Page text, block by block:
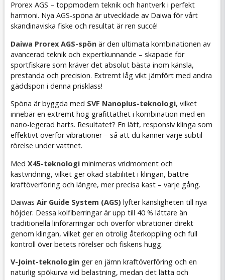
Prorex AGS – toppmodern teknik och hantverk i perfekt
harmoni. Nya AGS-spöna är utvecklade av Daiwa för vårt
skandinaviska fiske och resultat är ren succé!
Daiwa Prorex AGS-spön är den ultimata kombinationen av
avancerad teknik och expertkunnande – skapade för
sportfiskare som kräver det absolut bästa inom känsla,
prestanda och precision. Extremt låg vikt jämfört med andra
gäddspön i denna prisklass!
Spöna är byggda med SVF Nanoplus-teknologi, vilket
innebär en extremt hög grafittäthet i kombination med en
nano-legerad harts. Resultatet? En lätt, responsiv klinga som
effektivt överför vibrationer – så att du känner varje subtil
rörelse under vattnet.
Med X45-teknologi minimeras vridmoment och
kastvridning, vilket ger ökad stabilitet i klingan, bättre
kraftöverföring och längre, mer precisa kast – varje gång.
Daiwas Air Guide System (AGS) lyfter känsligheten till nya
höjder. Dessa kolfiberringar är upp till 40 % lättare än
traditionella linförarringar och överför vibrationer direkt
genom klingan, vilket ger en otrolig återkoppling och full
kontroll över betets rörelser och fiskens hugg.
V-Joint-teknologin ger en jämn kraftöverföring och en
naturlig spökurva vid belastning, medan det lätta och